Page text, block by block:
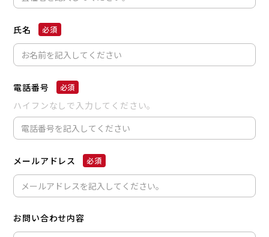
氏名
電話番号
ハイフンなしで入力してください。
メールアドレス
お問い合わせ内容